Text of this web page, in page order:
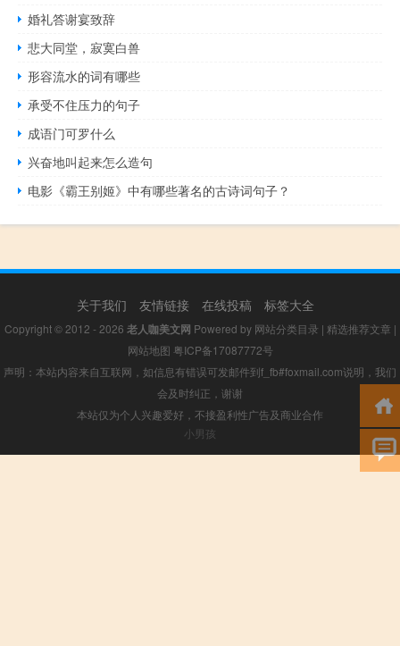
婚礼答谢宴致辞
悲大同堂，寂寞白兽
形容流水的词有哪些
承受不住压力的句子
成语门可罗什么
兴奋地叫起来怎么造句
电影《霸王别姬》中有哪些著名的古诗词句子？
关于我们 友情链接 在线投稿 标签大全
Copyright © 2012 - 2026 老人咖美文网 Powered by 网站分类目录 | 精选推荐文章 |
网站地图 粤ICP备17087772号
声明：本站内容来自互联网，如信息有错误可发邮件到f_fb#foxmail.com说明，我们
会及时纠正，谢谢
本站仅为个人兴趣爱好，不接盈利性广告及商业合作
小男孩